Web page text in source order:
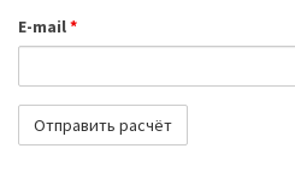
E-mail*